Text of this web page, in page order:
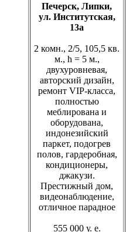
Печерск, Липки,
ул. Институтская,
13а
2 комн., 2/5, 105,5 кв.
м., h = 5 м.,
двухуровневая,
авторский дизайн,
ремонт VIP-класса,
полностью
меблирована и
оборудована,
индонезийский
паркет, подогрев
полов, гардеробная,
кондиционеры,
джакузи.
Престижный дом,
видеонаблюдение,
отличное парадное
555 000 у. е.